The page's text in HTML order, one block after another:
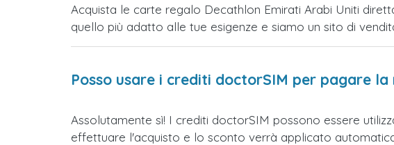
Acquista le carte regalo Decathlon Emirati Arabi Uniti
quello più adatto alle tue esigenze e siamo un sito di
Posso usare i crediti doctorSIM per pagare
Assolutamente sì! I crediti doctorSIM possono essere
effettuare l'acquisto e lo sconto verrà applicato